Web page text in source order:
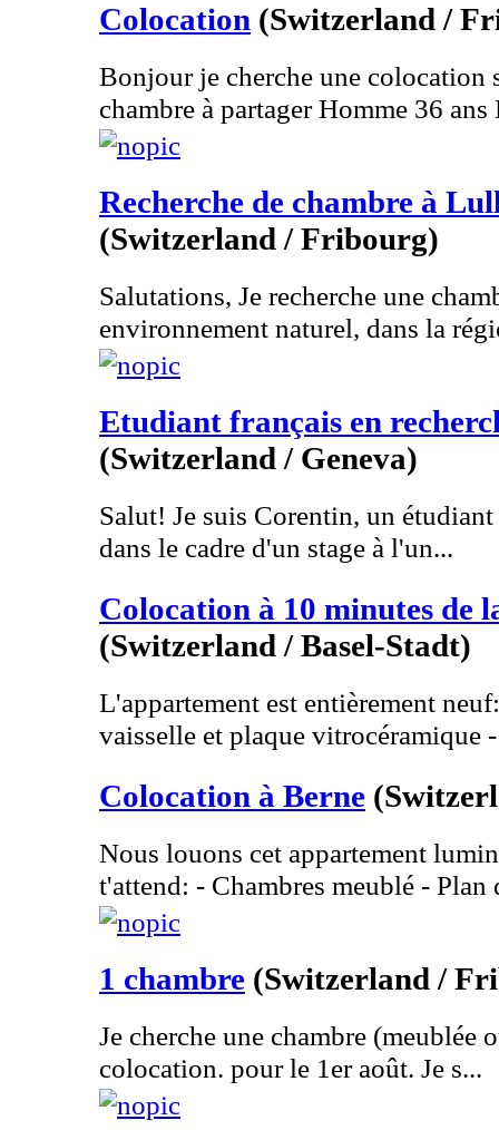
Colocation (Switzerland /
Bonjour je cherche une colocation
chambre à partager Homme 36
Recherche de chambre à
(Switzerland / Fribourg)
Salutations, Je recherche une
environnement naturel, dans la
Etudiant français en
(Switzerland / Geneva)
Salut! Je suis Corentin, un
dans le cadre d'un stage à l'un...
Colocation à 10 minutes de
(Switzerland / Basel-Stadt)
L'appartement est entièrement
vaisselle et plaque vitrocéramique
Colocation à Berne
Nous louons cet appartement
t'attend: - Chambres meublé - Plan
1 chambre (Switzerland /
Je cherche une chambre (meublée
colocation. pour le 1er août. Je s...